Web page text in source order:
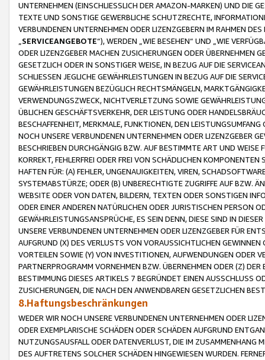
UNTERNEHMEN (EINSCHLIESSLICH DER AMAZON-MARKEN) UND DIE
TEXTE UND SONSTIGE GEWERBLICHE SCHUTZRECHTE,
VERBUNDENEN UNTERNEHMEN ODER LIZENZGEBERN IM RAHMEN
SERVICEANGEBOTE“), WERDEN „WIE BESEHEN“ UND „WIE
ODER LIZENZGEBER MACHEN ZUSICHERUNGEN ODER ÜBERNEHMEN
GESETZLICH ODER IN SONSTIGER WEISE, IN BEZUG AUF DIE
SCHLIESSEN JEGLICHE GEWÄHRLEISTUNGEN IN BEZUG AUF DIE
GEWÄHRLEISTUNGEN BEZÜGLICH RECHTSMÄNGELN,
VERWENDUNGSZWECK, NICHTVERLETZUNG SOWIE
ÜBLICHEN GESCHÄFTSVERKEHR, DER LEISTUNG ODER
BESCHAFFENHEIT, MERKMALE, FUNKTIONEN, DEN
NOCH UNSERE VERBUNDENEN UNTERNEHMEN ODER LIZENZGEBER
BESCHRIEBEN DURCHGÄNGIG BZW. AUF BESTIMMTE ART UND
KORREKT, FEHLERFREI ODER FREI VON SCHÄDLICHEN
HAFTEN FÜR: (A) FEHLER, UNGENAUIGKEITEN, VIREN,
SYSTEMABSTÜRZE; ODER (B) UNBERECHTIGTE ZUGRIFFE AUF BZW.
WEBSITE ODER VON DATEN, BILDERN, TEXTEN ODER SONSTIGEN
ODER EINER ANDEREN NATÜRLICHEN ODER JURISTISCHEN PERSON
GEWÄHRLEISTUNGSANSPRÜCHE, ES SEIN DENN, DIESE SIND IN
UNSERE VERBUNDENEN UNTERNEHMEN ODER LIZENZGEBER FÜR
AUFGRUND (X) DES VERLUSTS VON VORAUSSICHTLICHEN
VORTEILEN SOWIE (Y) VON INVESTITIONEN, AUFWENDUNGEN ODER
PARTNERPROGRAMM VORNEHMEN BZW. ÜBERNEHMEN ODER (Z)
BESTIMMUNG DIESES ARTIKELS 7 BEGRÜNDET EINEN AUSSCHLUSS
ZUSICHERUNGEN, DIE NACH DEN ANWENDBAREN GESETZLICHEN
8.Haftungsbeschränkungen
WEDER WIR NOCH UNSERE VERBUNDENEN UNTERNEHMEN ODER
ODER EXEMPLARISCHE SCHÄDEN ODER SCHÄDEN AUFGRUND
NUTZUNGSAUSFALL ODER DATENVERLUST, DIE IM ZUSAMMENHANG
DES AUFTRETENS SOLCHER SCHÄDEN HINGEWIESEN WURDEN.